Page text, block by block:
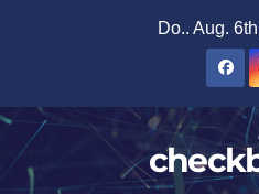
Do.. Aug.